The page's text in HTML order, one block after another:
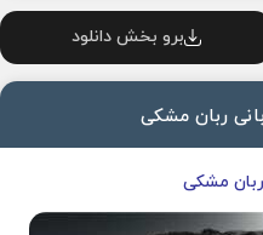
برو بخش دانلود
ربان مشکی
مشکی